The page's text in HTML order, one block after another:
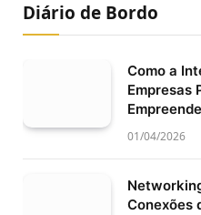
Diário de Bordo
Como a
Empresas
01/04/2026
Conexões